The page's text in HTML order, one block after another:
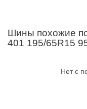
Шины похожие
401 195/65R15
Нет с